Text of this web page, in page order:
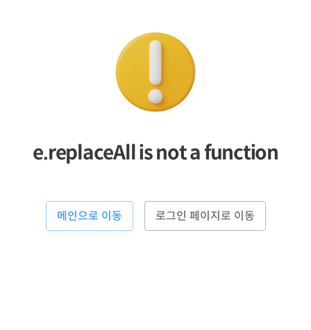
e.replaceAll is not a function
메인으로 이동 로그인 페이지로 이동